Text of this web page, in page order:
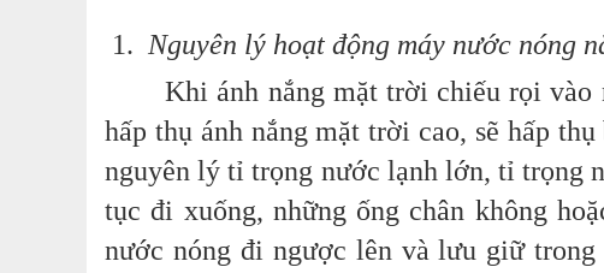
1. Nguyên lý hoạt động máy nước nóng
Khi ánh nắng mặt trời chiếu rọi vào
hấp thụ ánh nắng mặt trời cao, sẽ hấp
nguyên lý tỉ trọng nước lạnh lớn, tỉ trọng
tục đi xuống, những ống chân không
nước nóng đi ngược lên và lưu giữ trong